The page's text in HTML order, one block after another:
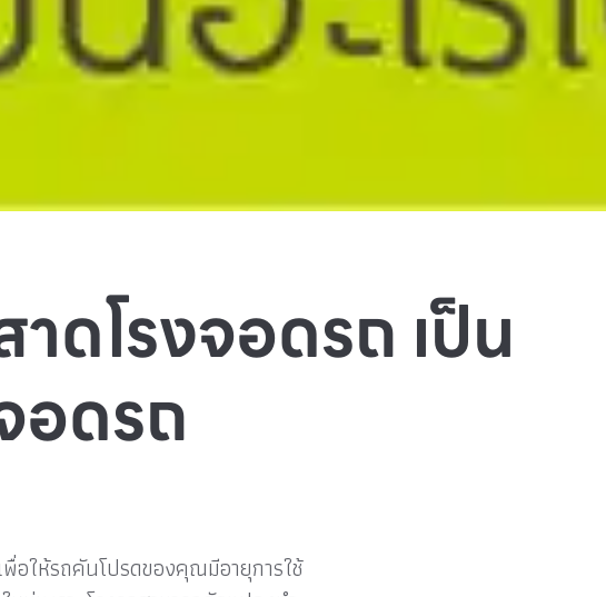
ดโรงจอดรถ เป็น
อดรถ
ให้รถคันโปรดของคุณมีอายุการใช้